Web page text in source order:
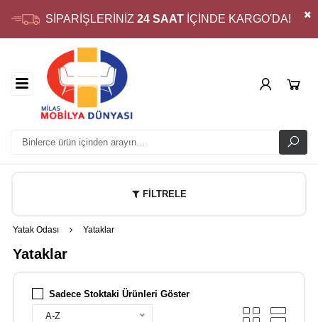
SİPARİŞLERİNİZ 24 SAATİÇİNDE KARGO'DA!
FİLTRELE
Yatak Odası Yataklar
Yataklar
Sadece Stoktaki Ürünleri Göster
A-Z